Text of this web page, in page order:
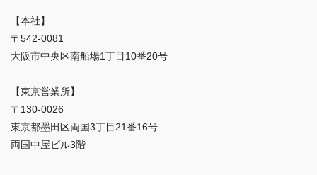
【本社】
〒542-0081
大阪市中央区南船場1丁目10番20号
【東京営業所】
〒130-0026
東京都墨田区両国3丁目21番16号
両国中屋ビル3階